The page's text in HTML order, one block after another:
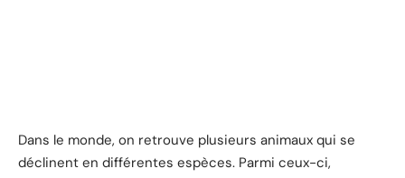
Dans le monde, on retrouve plusieurs animaux qui se
déclinent en différentes espèces. Parmi ceux-ci,